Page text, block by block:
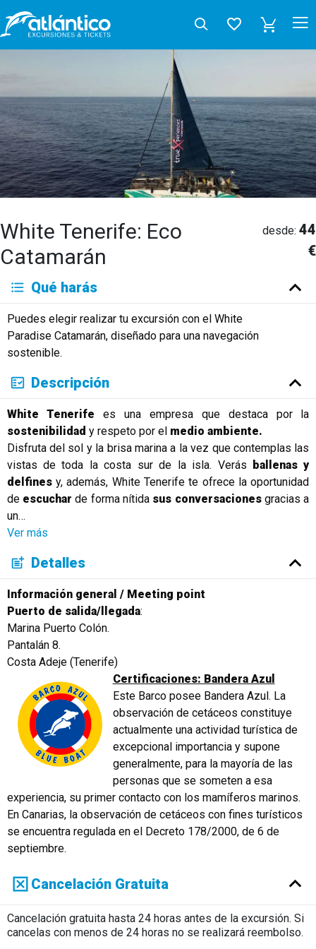
White Tenerife: Eco
Catamarán
desde: 44
€
Qué harás
Puedes elegir realizar tu excursión con el White
Paradise Catamarán, diseñado para una navegación
sostenible.
Descripción
White Tenerife es una empresa que destaca por la
sostenibilidad y respeto por el medio ambiente.
Disfruta del sol y la brisa marina a la vez que contemplas las
vistas de toda la costa sur de la isla. Verás ballenas y
delfinesy, además, White Tenerife te ofrece la oportunidad
de escuchar de forma nítida sus conversacionesgracias a
un…
Ver más
Detalles
Información general / Meeting point
Puerto de salida/llegada:
Marina Puerto Colón.
Pantalán 8.
Costa Adeje (Tenerife)
Certificaciones: Bandera Azul
Este Barco posee Bandera Azul. La
observación de cetáceos constituye
actualmente una actividad turística de
excepcional importancia y supone
generalmente, para la mayoría de las
personas que se someten a esa
experiencia, su primer contacto con los mamíferos marinos.
En Canarias, la observación de cetáceos con fines turísticos
se encuentra regulada en el Decreto 178/2000, de 6 de
septiembre.
Cancelación Gratuita
Cancelación gratuita hasta 24 horas antes de la excursión. Si
cancelas con menos de 24 horas no se realizará reembolso.